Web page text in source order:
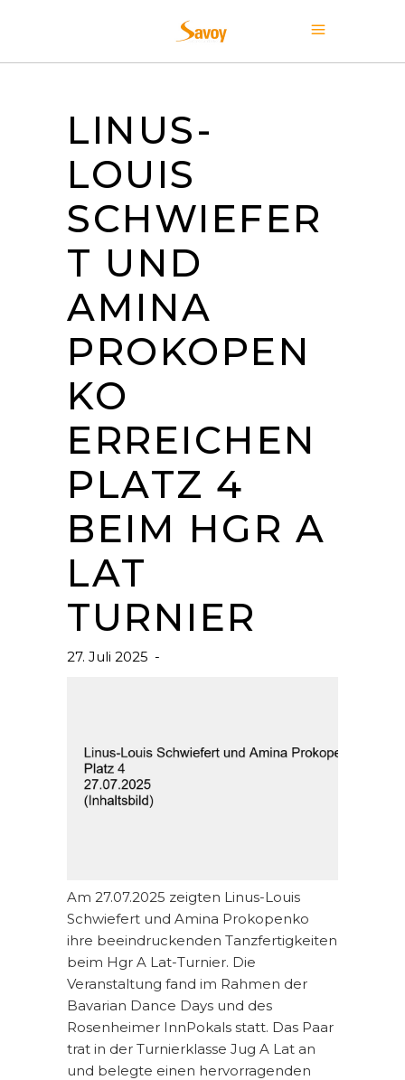
LINUS-
LOUIS
SCHWIEFER
T UND
AMINA
PROKOPEN
KO
ERREICHEN
PLATZ 4
BEIM HGR A
LAT
TURNIER
27. Juli 2025
Am 27.07.2025 zeigten Linus-Louis
Schwiefert und Amina Prokopenko
ihre beeindruckenden Tanzfertigkeiten
beim Hgr A Lat-Turnier. Die
Veranstaltung fand im Rahmen der
Bavarian Dance Days und des
Rosenheimer InnPokals statt. Das Paar
trat in der Turnierklasse Jug A Lat an
und belegte einen hervorragenden